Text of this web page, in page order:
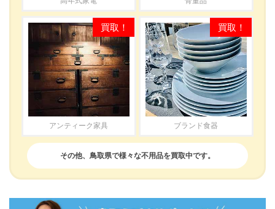
アンティーク家具 ブランド食器
その他、鳥取県で様々な不用品を買取中です。